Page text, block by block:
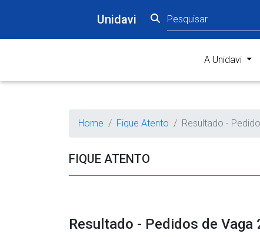
Unidavi
A Unidavi
Home Fique Atento Resultado -
FIQUE ATENTO
Resultado - Pedidos de Vaga